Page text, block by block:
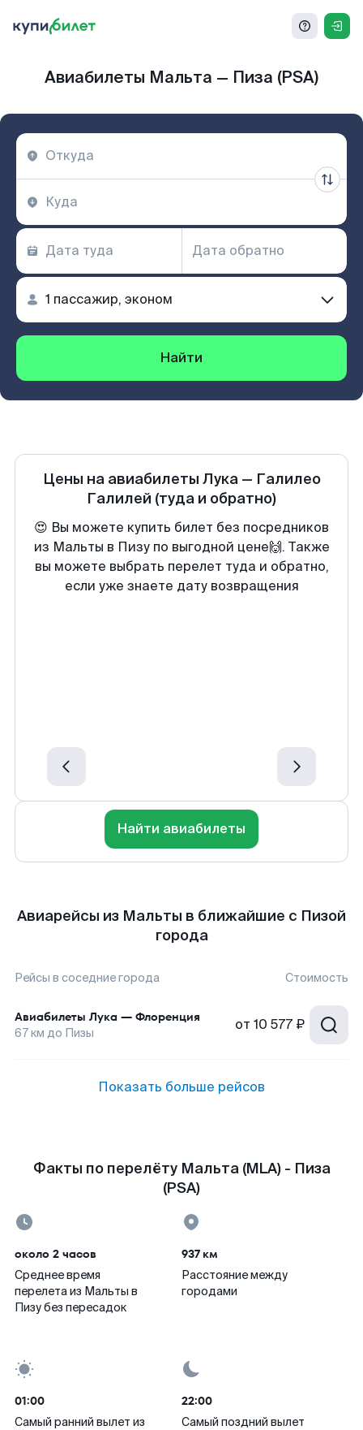
Авиабилеты Мальта — Пиза (PSA)
Найти
Цены на авиабилеты Лука— Галилео
Галилей (туда и обратно)
😍 Вы можете купить билет без посредников
из Мальты в Пизу по выгодной цене🙌. Также
вы можете выбрать перелет туда и обратно,
если уже знаете дату возвращения
Найти авиабилеты
Авиарейсы из Мальты в ближайшие с Пизой
города
Рейсы в соседние города Стоимость
Авиабилеты Лука — Флоренция
67км до Пизы от 10 577 ₽
Показать больше рейсов
Факты по перелёту Мальта (MLA) - Пиза
(PSA)
около 2 часов
Среднее время
перелета из Мальты в
Пизу без пересадок
937 км
Расстояние между
городами
01:00
Самый ранний вылет из
22:00
Самый поздний вылет